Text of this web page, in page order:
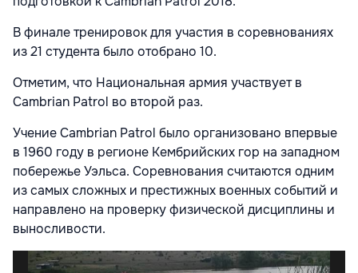
В финале тренировок для участия в соревнованиях
из 21 студента было отобрано 10.
Отметим, что Национальная армия участвует в
Cambrian Patrol во второй раз.
Учение Cambrian Patrol было организовано впервые
в 1960 году в регионе Кембрийских гор на западном
побережье Уэльса. Соревнования считаются одним
из самых сложных и престижных военных событий и
направлено на проверку физической дисциплины и
выносливости.